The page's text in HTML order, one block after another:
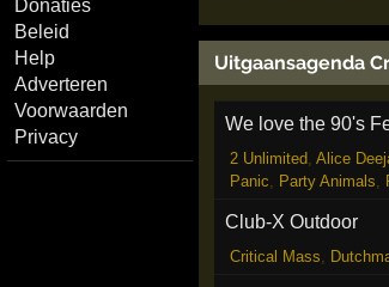
Donaties
Beleid
Help
Adverteren
Voorwaarden
Privacy
Uitgaansagenda
We love the 90's
2 Unlimited, Alice
Panic
Party Animals
Club-X Outdoor
Critical Mass